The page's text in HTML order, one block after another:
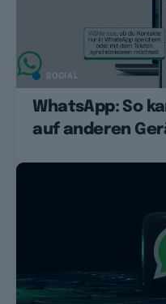
SOCIAL
WhatsApp: So
auf anderen